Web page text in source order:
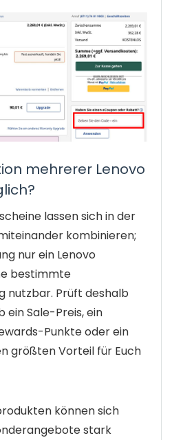
mehrerer Lenovo
lassen sich in der
kombinieren;
nur ein Lenovo
bestimmte
nutzbar. Prüft deshalb
ein Sale-Preis, ein
Punkte oder ein
größten Vorteil für Euch
können sich
stark